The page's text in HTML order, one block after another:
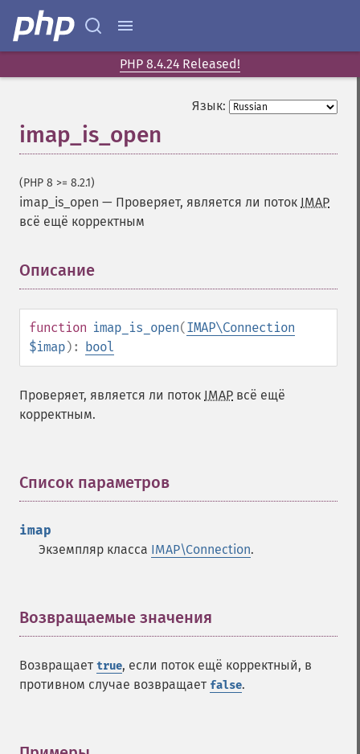
PHP 8.4.24 Released!
Язык:
imap_is_open
(PHP 8 >= 8.2.1)
imap_is_open — Проверяет, является ли поток IMAP
всё ещё корректным
Описание
function imap_is_open(IMAP\Connection
$imap): bool
Проверяет, является ли поток IMAP всё ещё
корректным.
Список параметров
imap
Экземпляр класса IMAP\Connection.
Возвращаемые значения
Возвращает true, если поток ещё корректный, в
противном случае возвращает false.